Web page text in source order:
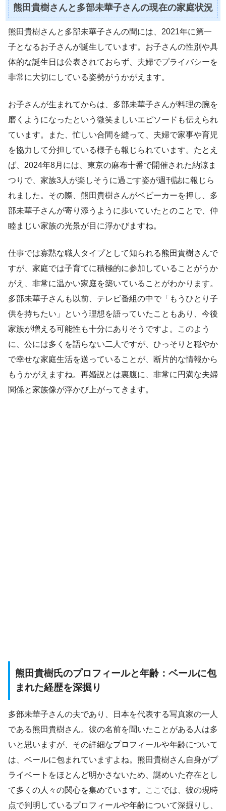
熊田貴樹さんと多部未華子さんの現在の家庭状況
熊田貴樹さんと多部未華子さんの間には、2021年に第一
子となるお子さんが誕生しています。お子さんの性別や具
体的な誕生日は公表されておらず、夫婦でプライバシーを
非常に大切にしている姿勢がうかがえます。
お子さんが生まれてからは、多部未華子さんが料理の腕を
磨くようになったという微笑ましいエピソードも伝えられ
ています。また、忙しい合間を縫って、夫婦で家事や育児
を協力して分担している様子も報じられています。たとえ
ば、2024年8月には、東京の麻布十番で開催された納涼ま
つりで、家族3人が楽しそうに過ごす姿が週刊誌に報じら
れました。その際、熊田貴樹さんがベビーカーを押し、多
部未華子さんが寄り添うように歩いていたとのことで、仲
睦まじい家族の光景が目に浮かびますね。
仕事では寡黙な職人タイプとして知られる熊田貴樹さんで
すが、家庭では子育てに積極的に参加していることがうか
がえ、非常に温かい家庭を築いていることがわかります。
多部未華子さんも以前、テレビ番組の中で「もうひとり子
供を持ちたい」という理想を語っていたこともあり、今後
家族が増える可能性も十分にありそうですよ。このよう
に、公には多くを語らない二人ですが、ひっそりと穏やか
で幸せな家庭生活を送っていることが、断片的な情報から
もうかがえますね。再婚説とは裏腹に、非常に円満な夫婦
関係と家族像が浮かび上がってきます。
熊田貴樹氏のプロフィールと年齢：ベールに包
まれた経歴を深掘り
多部未華子さんの夫であり、日本を代表する写真家の一人
である熊田貴樹さん。彼の名前を聞いたことがある人は多
いと思いますが、その詳細なプロフィールや年齢について
は、ベールに包まれていますよね。熊田貴樹さん自身がプ
ライベートをほとんど明かさないため、謎めいた存在とし
て多くの人々の関心を集めています。ここでは、彼の現時
点で判明しているプロフィールや年齢について深掘りし、